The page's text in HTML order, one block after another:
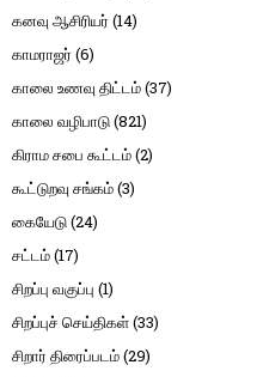
கனவு ஆசிரியர் (14)
காமராஜர் (6)
காலை உணவு திட்டம்(37)
காலை வழிபாடு(821)
கிராம சபை கூட்டம்(2)
கூட்டுறவு சங்கம்(3)
கையேடு(24)
சட்டம்(17)
சிறப்பு வகுப்பு (1)
சிறப்புச் செய்திகள்(33)
சிறார் திரைப்படம்(29)